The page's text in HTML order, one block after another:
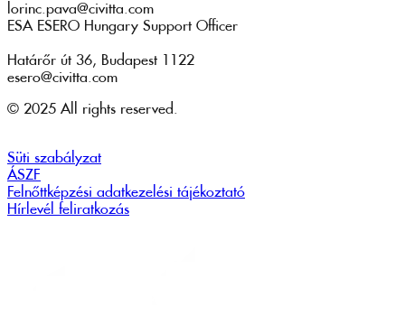
lorinc.pava@civitta.com
ESA ESERO Hungary Support Officer
Határőr út 36, Budapest 1122
esero@civitta.com
© 2025 All rights reserved.
Süti szabályzat
ÁSZF
Felnőttképzési adatkezelési tájékoztató
Hírlevél feliratkozás